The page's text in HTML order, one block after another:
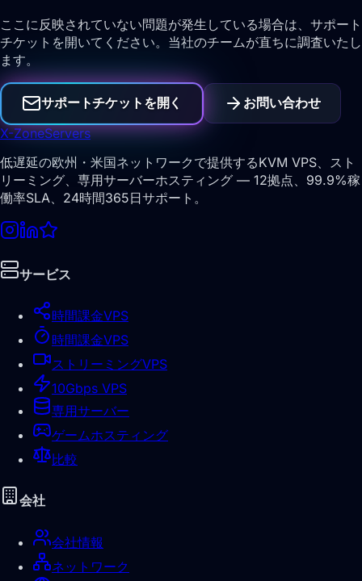
ここに反映されていない問題が発生している場合は、サポート
チケットを開いてください。当社のチームが直ちに調査いたし
ます。
サポートチケットを開く
お問い合わせ
X-ZoneServers
低遅延の欧州・米国ネットワークで提供するKVM VPS、スト
リーミング、専用サーバーホスティング — 12拠点、99.9%稼
働率SLA、24時間365日サポート。
サービス
時間課金VPS
時間課金VPS
ストリーミングVPS
10Gbps VPS
専用サーバー
ゲームホスティング
比較
会社
会社情報
ネットワーク